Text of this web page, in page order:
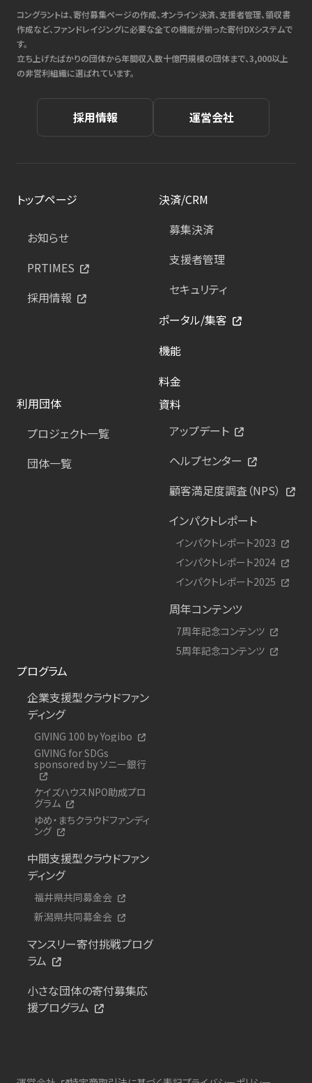
コングラントは、寄付募集ページの作成、オンライン決済、支援者管理、領収書
作成など、ファンドレイジングに必要な全ての機能が揃った寄付DXシステムで
す。
立ち上げたばかりの団体から年間収入数十億円規模の団体まで、3,000以上
の非営利組織に選ばれています。
採用情報 運営会社
トップページ
お知らせ
PRTIMES
採用情報
決済/CRM
募集決済
支援者管理
セキュリティ
ポータル/集客
機能
料金
利用団体
プロジェクト一覧
団体一覧
資料
アップデート
ヘルプセンター
顧客満足度調査（NPS）
インパクトレポート
インパクトレポート2023
インパクトレポート2024
インパクトレポート2025
周年コンテンツ
7周年記念コンテンツ
5周年記念コンテンツ
プログラム
企業支援型クラウドファン
ディング
GIVING 100 by Yogibo
GIVING for SDGs
sponsored by ソニー銀行
ケイズハウスNPO助成プロ
グラム
ゆめ・まちクラウドファンディ
ング
中間支援型クラウドファン
ディング
福井県共同募金会
新潟県共同募金会
マンスリー寄付挑戦プログ
ラム
小さな団体の寄付募集応
援プログラム